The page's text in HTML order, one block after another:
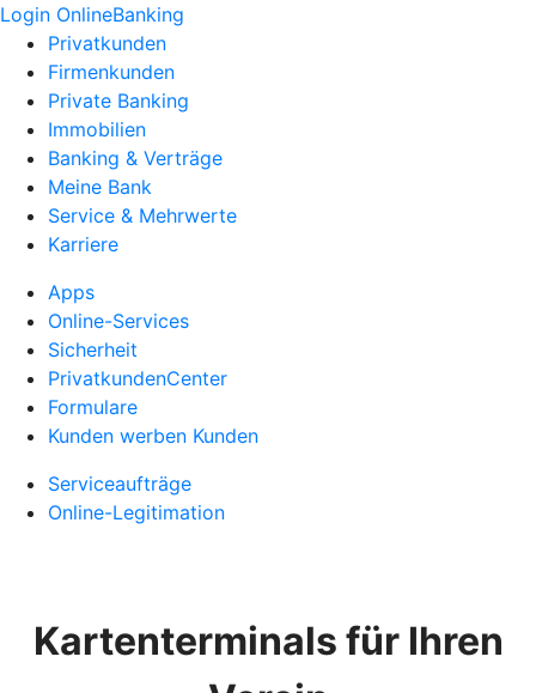
Login OnlineBanking
Privatkunden
Firmenkunden
Private Banking
Immobilien
Banking & Verträge
Meine Bank
Service & Mehrwerte
Karriere
Apps
Online-Services
Sicherheit
PrivatkundenCenter
Formulare
Kunden werben Kunden
Serviceaufträge
Online-Legitimation
Kartenterminals für Ihren